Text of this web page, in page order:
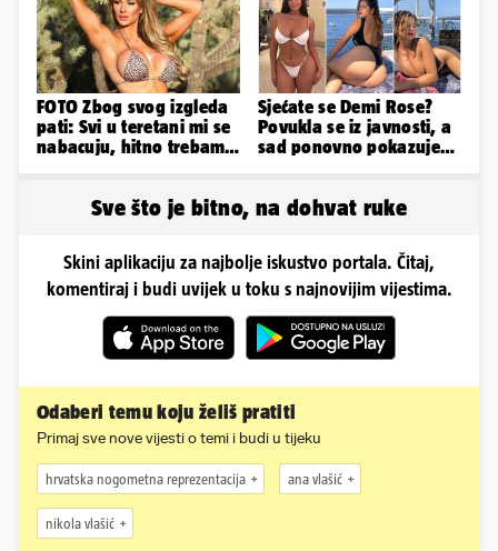
FOTO Zbog svog izgleda
pati: Svi u teretani mi se
nabacuju, hitno trebam
Sjećate se Demi Rose?
Povukla se iz javnosti, a
sad ponovno pokazuje
Sve što je bitno, na dohvat ruke
Skini aplikaciju za najbolje iskustvo portala. Čitaj,
komentiraj i budi uvijek u toku s najnovijim vijestima.
Odaberi temu koju želiš pratiti
Primaj sve nove vijesti o temi i budi u tijeku
hrvatska nogometna reprezentacija ana vlašić
nikola vlašić